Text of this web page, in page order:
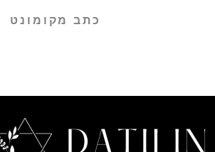
כתב מקומונט